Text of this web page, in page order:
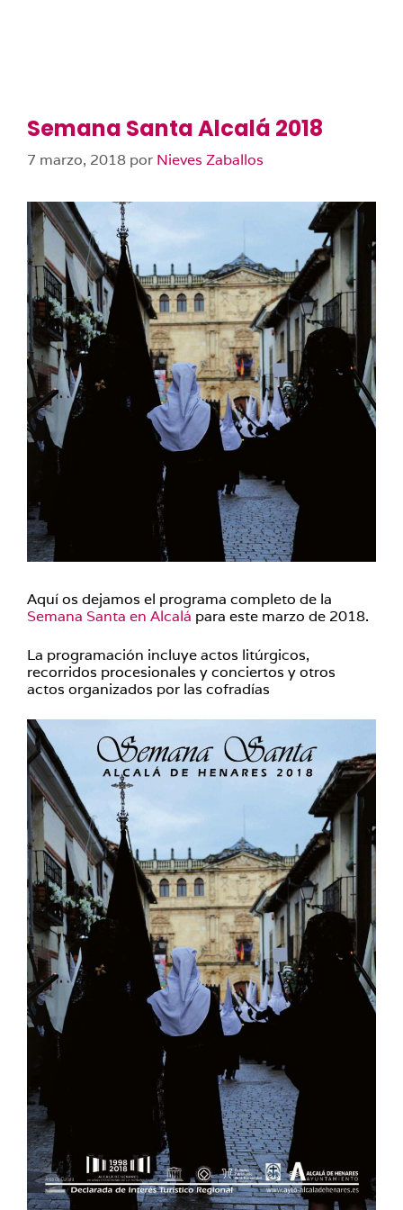
Semana Santa Alcalá 2018
7 marzo, 2018 por Nieves Zaballos
Aquí os dejamos el programa completo de la
Semana Santa en Alcalá para este marzo de 2018.
La programación incluye actos litúrgicos,
recorridos procesionales y conciertos y otros
actos organizados por las cofradías